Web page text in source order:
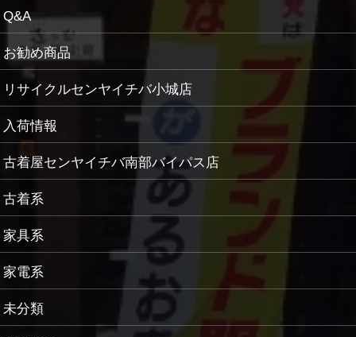
Q&A
お勧め商品
リサイクルセンヤイチバ小城店
入荷情報
古着屋センヤイチバ南部バイパス店
古着系
家具系
家電系
未分類